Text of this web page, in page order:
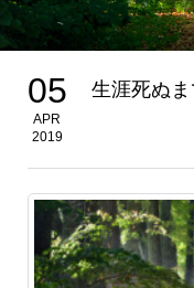
05
APR
2019
生涯死ぬま